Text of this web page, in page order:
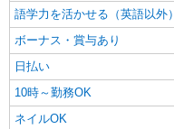
語学力を活かせる（英語以外）
ボーナス・賞与あり
日払い
10時～勤務OK
ネイルOK